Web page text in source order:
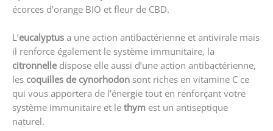
écorces d’orange BIO et fleur de CBD.
L’eucalyptus a une action antibactérienne et antivirale mais
il renforce également le système immunitaire, la
citronnelledispose elle aussi d’une action antibactérienne,
les coquilles de cynorhodon sont riches en vitamine C ce
qui vous apportera de l’énergie tout en renforçant votre
système immunitaire et le thym est un antiseptique
naturel.